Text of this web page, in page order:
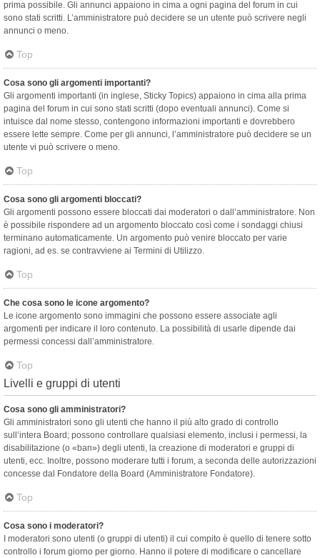
prima possibile. Gli annunci appaiono in cima a ogni pagina del forum in cui
sono stati scritti. L’amministratore può decidere se un utente può scrivere negli
annunci o meno.
Top
Cosa sono gli argomenti importanti?
Gli argomenti importanti (in inglese, Sticky Topics) appaiono in cima alla prima
pagina del forum in cui sono stati scritti (dopo eventuali annunci). Come si
intuisce dal nome stesso, contengono informazioni importanti e dovrebbero
essere lette sempre. Come per gli annunci, l’amministratore può decidere se un
utente vi può scrivere o meno.
Top
Cosa sono gli argomenti bloccati?
Gli argomenti possono essere bloccati dai moderatori o dall’amministratore. Non
è possibile rispondere ad un argomento bloccato così come i sondaggi chiusi
terminano automaticamente. Un argomento può venire bloccato per varie
ragioni, ad es. se contravviene ai Termini di Utilizzo.
Top
Che cosa sono le icone argomento?
Le icone argomento sono immagini che possono essere associate agli
argomenti per indicare il loro contenuto. La possibilità di usarle dipende dai
permessi concessi dall’amministratore.
Top
Livelli e gruppi di utenti
Cosa sono gli amministratori?
Gli amministratori sono gli utenti che hanno il più alto grado di controllo
sull’intera Board; possono controllare qualsiasi elemento, inclusi i permessi, la
disabilitazione (o «ban») degli utenti, la creazione di moderatori e gruppi di
utenti, ecc. Inoltre, possono moderare tutti i forum, a seconda delle autorizzazioni
concesse dal Fondatore della Board (Amministratore Fondatore).
Top
Cosa sono i moderatori?
I moderatori sono utenti (o gruppi di utenti) il cui compito è quello di tenere sotto
controllo i forum giorno per giorno. Hanno il potere di modificare o cancellare